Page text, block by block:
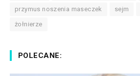
przymus noszenia maseczek sejm
żołnierze
POLECANE: